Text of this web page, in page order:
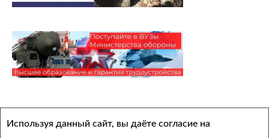
Архивы
Выберите месяц
Используя данный сайт, вы даёте согласие на